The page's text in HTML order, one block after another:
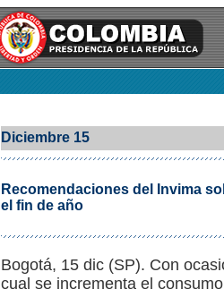
Diciembre 15
Recomendaciones del Invima
el fin de año
Bogotá, 15 dic (SP). Con
cual se incrementa el